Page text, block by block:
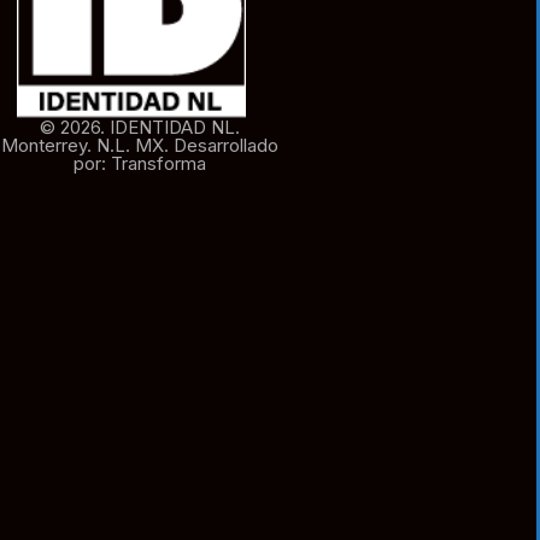
© 2026. IDENTIDAD NL.
Monterrey. N.L. MX. Desarrollado
por: Transforma